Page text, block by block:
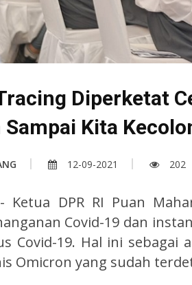
Diperketat
Kita
12-09-2021 202
- Ketua DPR RI Puan
Covid-19 dan
Covid-19. Hal ini
Omicron yang sudah